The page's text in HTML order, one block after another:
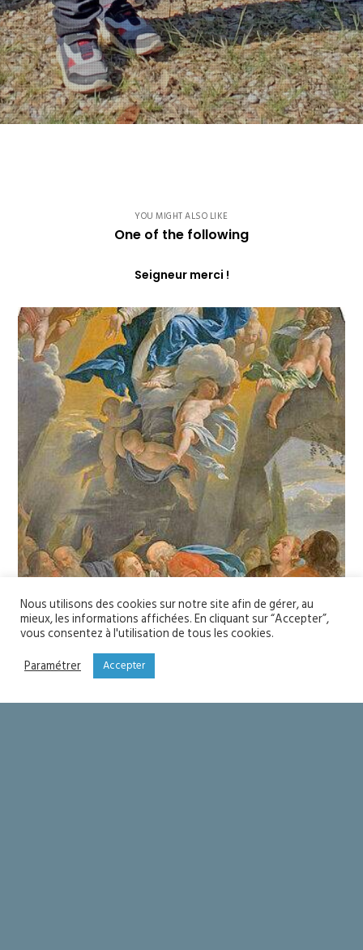
YOU MIGHT ALSO LIKE
One of the following
Seigneur merci !
Nous utilisons des cookies sur notre site afin de gérer, au
mieux, les informations affichées. En cliquant sur “Accepter”,
vous consentez à l'utilisation de tous les cookies.
Paramétrer
Accepter